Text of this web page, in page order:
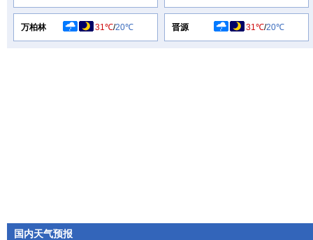
万柏林 31℃/20℃ 晋源 31℃/20℃
国内天气预报